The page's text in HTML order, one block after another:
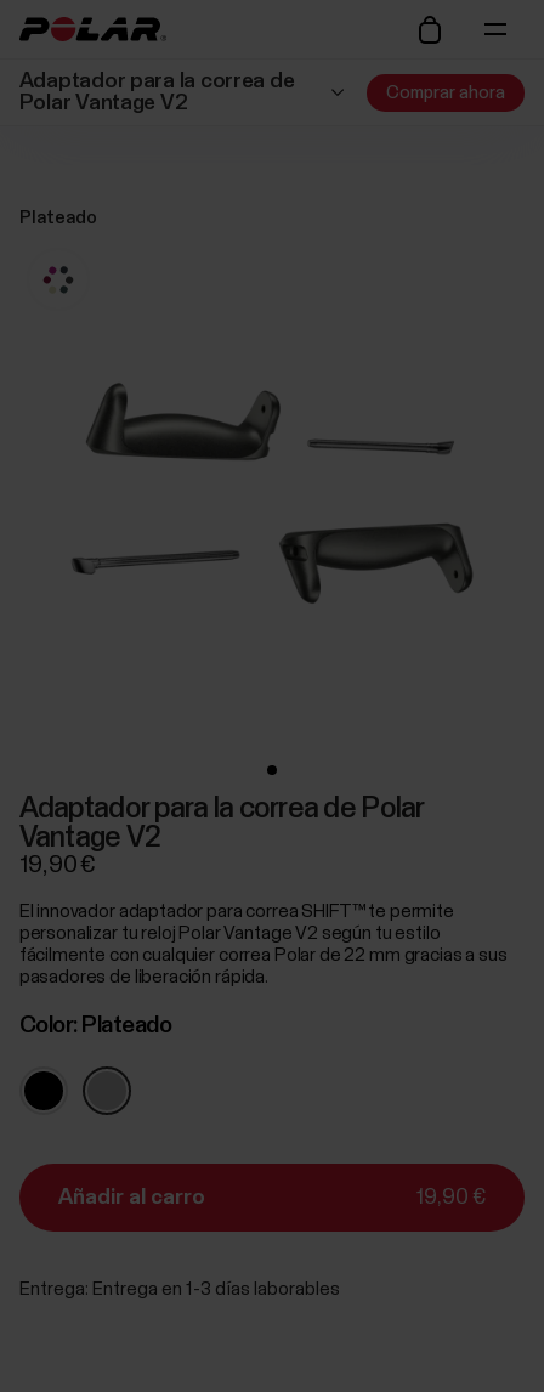
Adaptador para la correa de
Polar Vantage V2
Comprar ahora
Plateado
Adaptador para la correa de Polar
Vantage V2
19,90 €
El innovador adaptador para correa SHIFT™ te permite
personalizar tu reloj Polar Vantage V2 según tu estilo
fácilmente con cualquier correa Polar de 22 mm gracias a sus
pasadores de liberación rápida.
Color: Plateado
Añadir al carro 19,90 €
Entrega: Entrega en 1-3 días laborables